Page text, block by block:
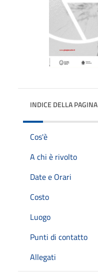
INDICE DELLA PAGINA
Cos'è
A chi è rivolto
Date e Orari
Costo
Luogo
Punti di contatto
Allegati